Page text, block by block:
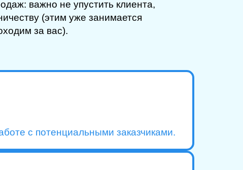
важно не упустить клиента,
(этим уже занимается
за вас).
с потенциальными заказчиками.